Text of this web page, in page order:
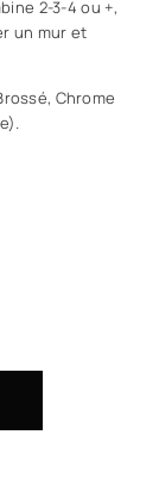
2-3-4 ou +,
un mur et
Chrome